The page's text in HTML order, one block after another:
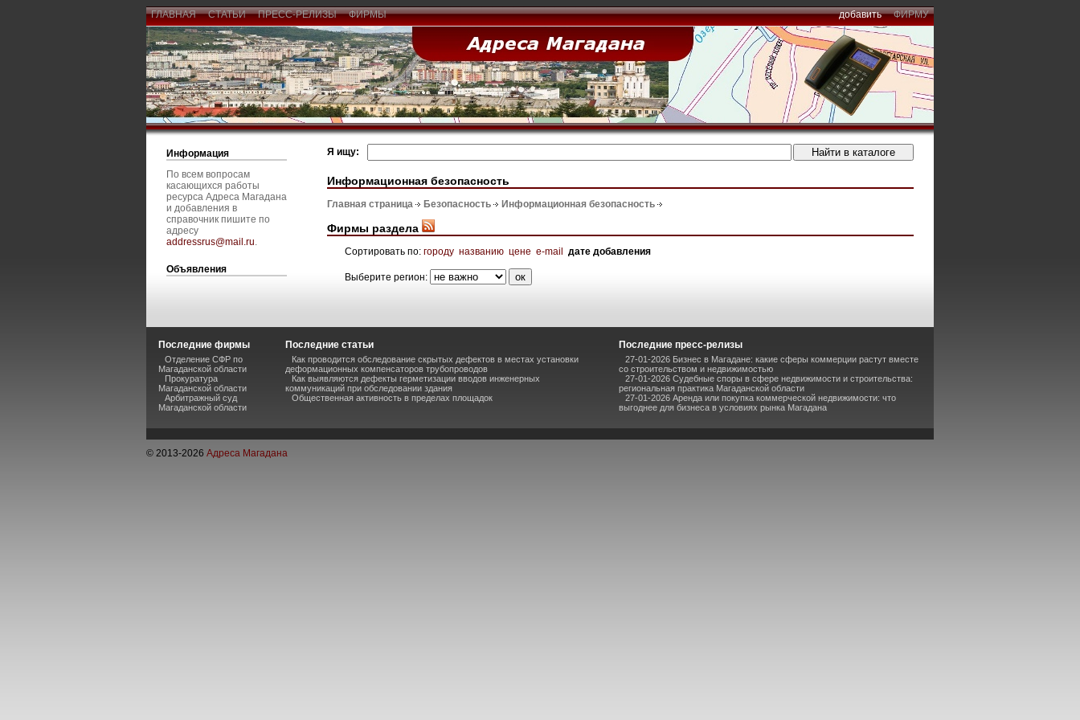
ГЛАВНАЯ СТАТЬИ ПРЕСС-РЕЛИЗЫ ФИРМЫ добавить ФИРМУ
Информация
По всем вопросам
касающихся работы
ресурса Адреса Магадана
и добавления в
справочник пишите по
адресу
addressrus@mail.ru.
Объявления
Я ищу:
Информационная безопасность
Главная страница Безопасность Информационная безопасность
Фирмы раздела
Сортировать по: городу названию цене e-mail дате добавления
Выберите регион:
Последние фирмы
Отделение СФР по
Магаданской области
Прокуратура
Магаданской области
Арбитражный суд
Магаданской области
Последние статьи
Как проводится обследование скрытых дефектов в местах установки
деформационных компенсаторов трубопроводов
Как выявляются дефекты герметизации вводов инженерных
коммуникаций при обследовании здания
Общественная активность в пределах площадок
Последние пресс-релизы
27-01-2026 Бизнес в Магадане: какие сферы коммерции растут вместе
со строительством и недвижимостью
27-01-2026 Судебные споры в сфере недвижимости и строительства:
региональная практика Магаданской области
27-01-2026 Аренда или покупка коммерческой недвижимости: что
выгоднее для бизнеса в условиях рынка Магадана
© 2013-2026 Адреса Магадана